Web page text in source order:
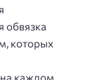
обвязка
которых
каждом